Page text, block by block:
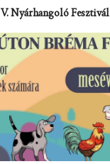
V. Nyárhangoló Fesztivál